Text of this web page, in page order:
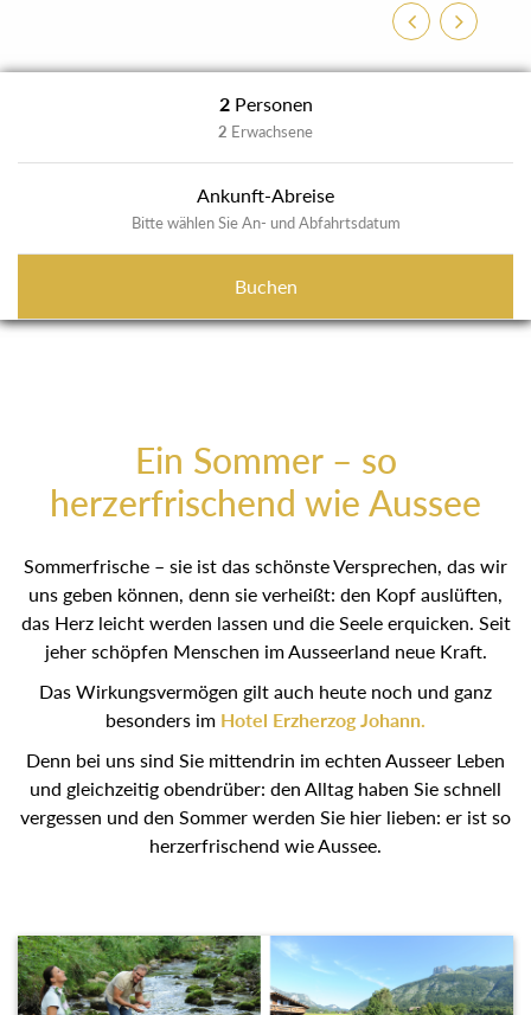
ZurückWeiter
2 Personen
2 Erwachsene
Ankunft-Abreise
Bitte wählen Sie An- und Abfahrtsdatum
Buchen
Ein Sommer – so
herzerfrischend wie Aussee
Sommerfrische – sie ist das schönste Versprechen, das wir
uns geben können, denn sie verheißt: den Kopf auslüften,
das Herz leicht werden lassen und die Seele erquicken.
Seit jeher schöpfen Menschen im Ausseerland neue Kraft.
Das Wirkungsvermögen gilt auch heute noch und ganz
besonders imHotel Erzherzog Johann.
Denn bei uns sind Sie mittendrin im echten Ausseer Leben
und gleichzeitig obendrüber: den Alltag haben Sie schnell
vergessen und den Sommer werden Sie hier lieben: er ist
so herzerfrischend wie Aussee.